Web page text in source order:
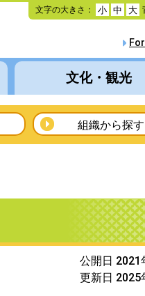
本
文
動
文字の大きさ： 小 中 大
文化・観光
組織から探す
公開日 2021
更新日 2025